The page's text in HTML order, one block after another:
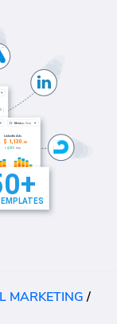
MARKETING/